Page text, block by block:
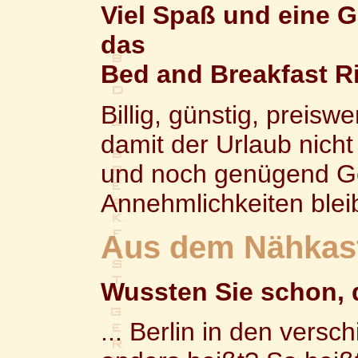
Viel Spaß und eine
das
Bed and Breakfast
Billig, günstig,
damit der Urlaub
und noch genügend
Annehmlichkeiten
Aus dem
Wussten Sie schon,
... Berlin in den